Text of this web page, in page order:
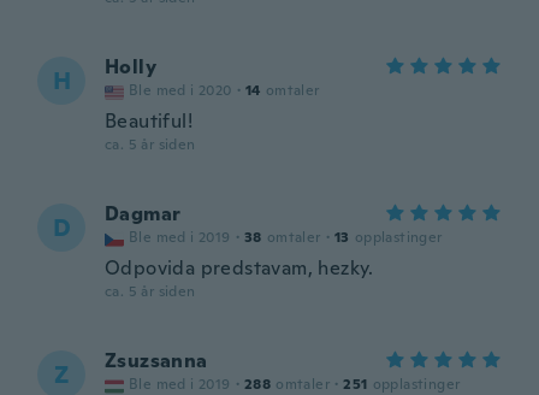
H Holly
Ble med i 2020 · 14 omtaler
Beautiful!
ca. 5 år siden
D Dagmar
Ble med i 2019 · 38 omtaler · 13 opplastinger
Odpovida predstavam, hezky.
ca. 5 år siden
Z Zsuzsanna
Ble med i 2019 · 288 omtaler · 251 opplastinger